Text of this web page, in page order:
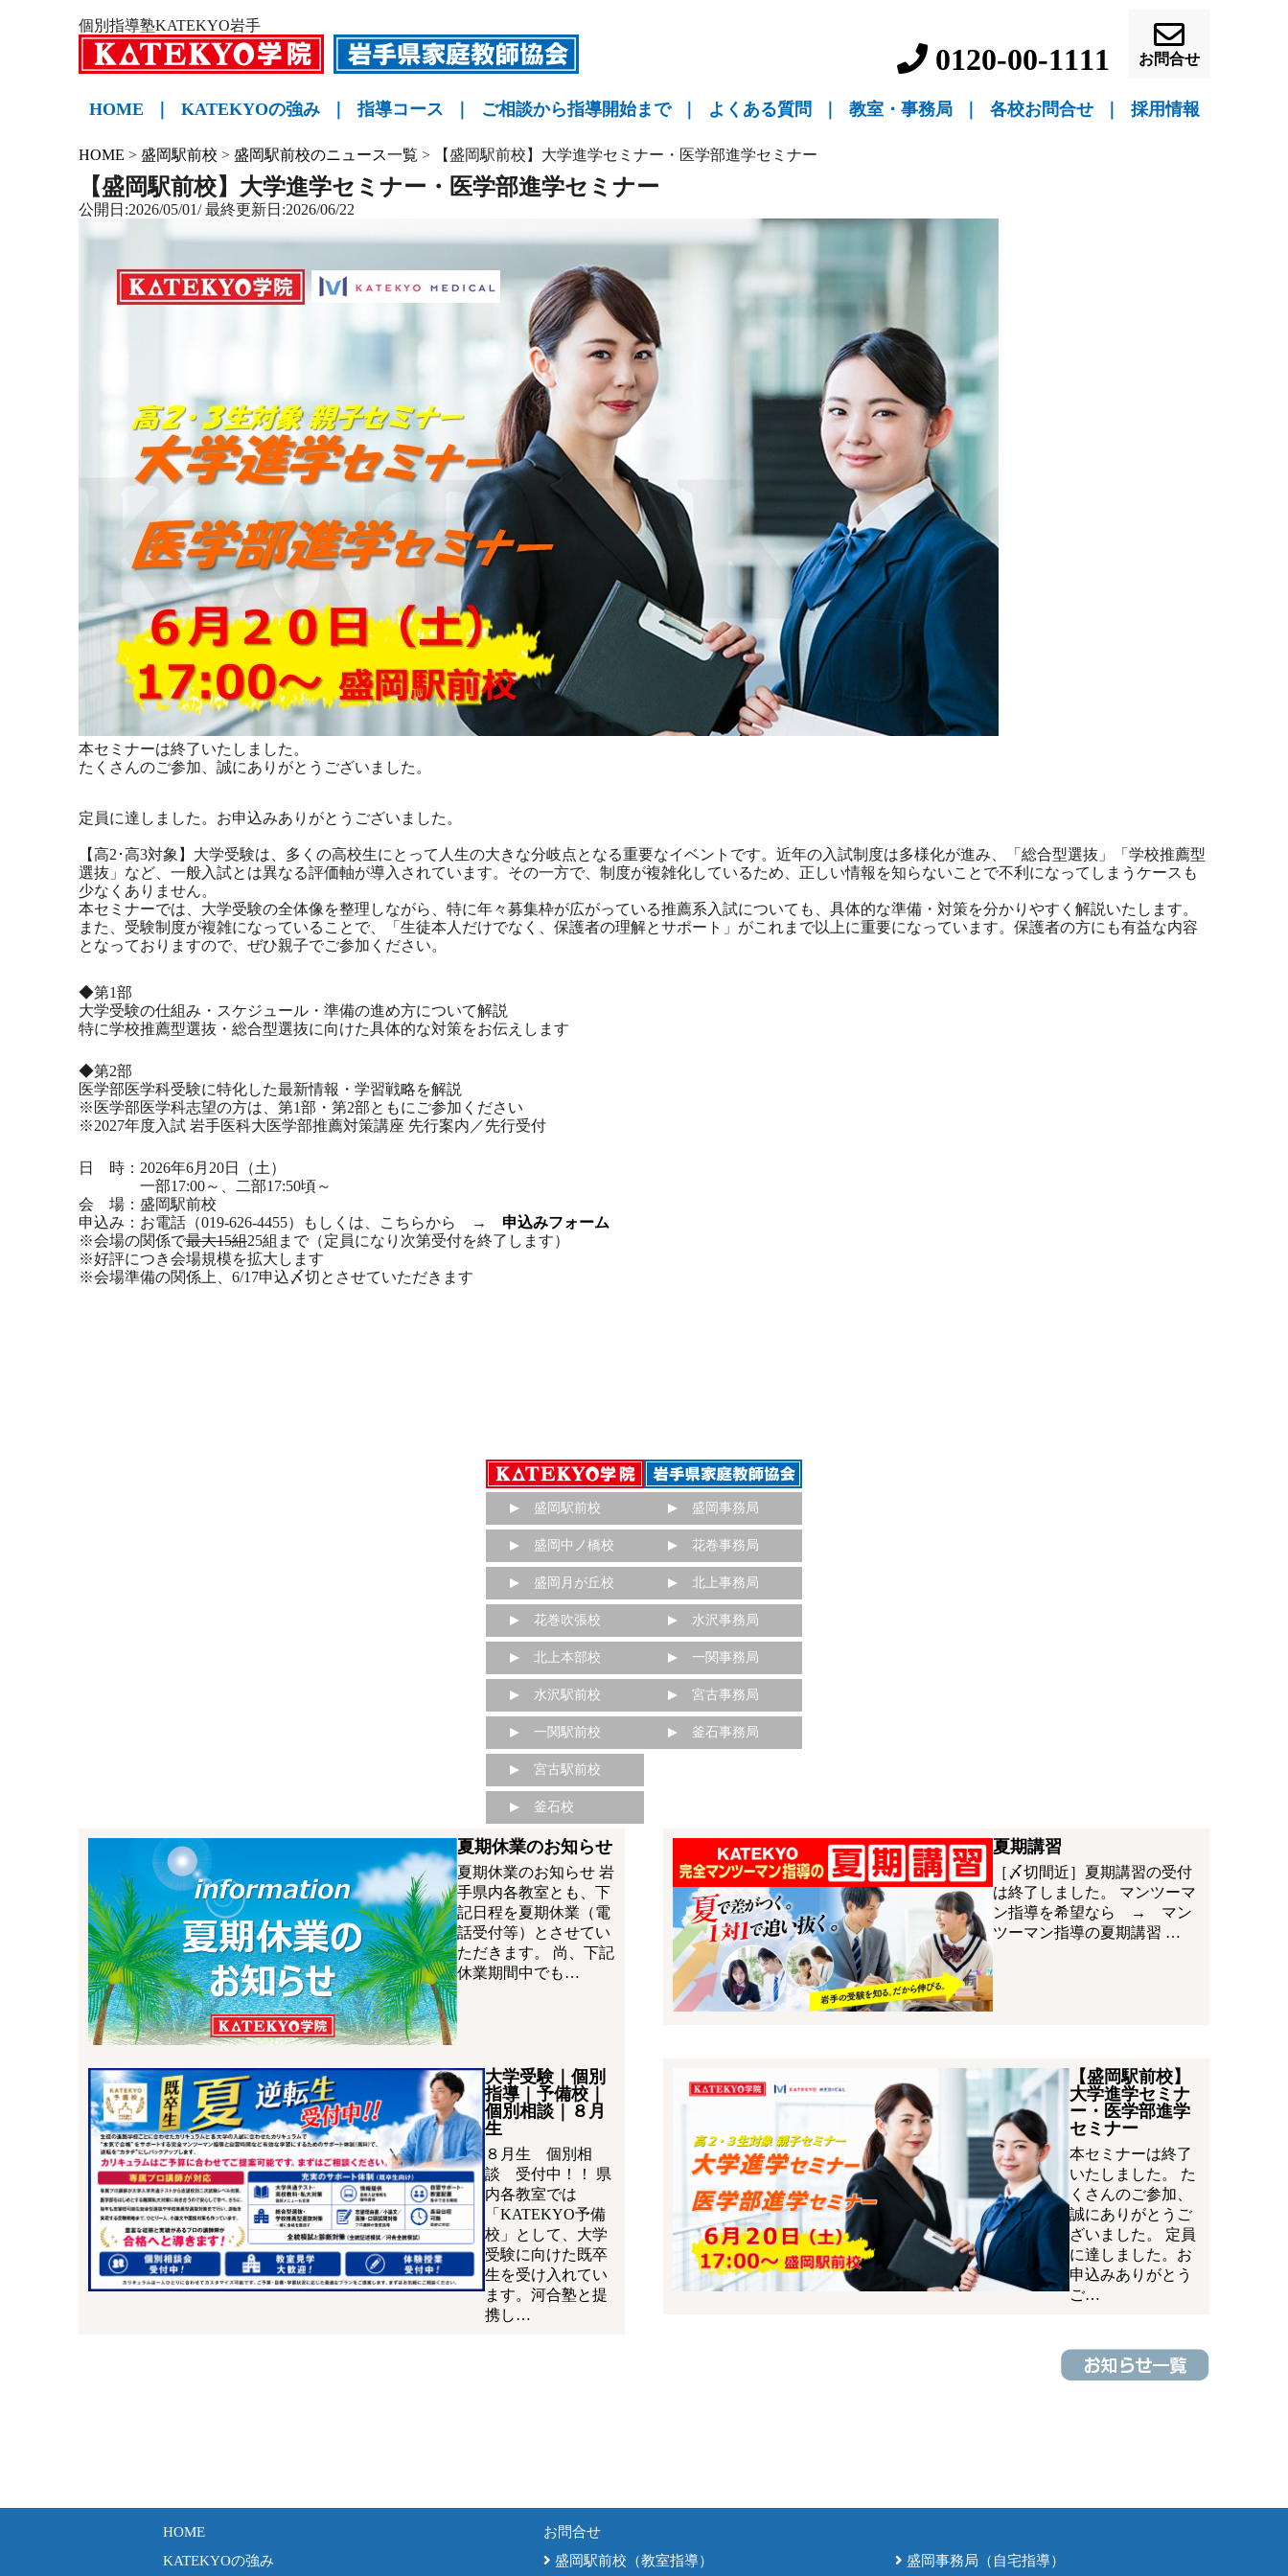
個別指導塾KATEKYO岩手
0120-00-1111 お問合せ
HOME KATEKYOの強み 指導コース
小学生指導
中学生指導
高校生指導
KATEKYO予備校
ご相談から指導開始まで よくある質問 教室・事務局
各校お問合せ
採用情報
HOME > 盛岡駅前校 > 盛岡駅前校のニュース一覧 > 【盛岡駅前校】大学進学セミナー・医学部進学セミナー
【盛岡駅前校】大学進学セミナー・医学部進学セミナー
公開日:2026/05/01/ 最終更新日:2026/06/22
本セミナーは終了いたしました。
たくさんのご参加、誠にありがとうございました。
定員に達しました。お申込みありがとうございました。
【高2･高3対象】大学受験は、多くの高校生にとって人生の大きな分岐点となる重要なイベントです。近年の入試制度は多様化が進み、「総合型選抜」「学校推薦型
選抜」など、一般入試とは異なる評価軸が導入されています。その一方で、制度が複雑化しているため、正しい情報を知らないことで不利になってしまうケースも
少なくありません。
本セミナーでは、大学受験の全体像を整理しながら、特に年々募集枠が広がっている推薦系入試についても、具体的な準備・対策を分かりやすく解説いたします。
また、受験制度が複雑になっていることで、「生徒本人だけでなく、保護者の理解とサポート」がこれまで以上に重要になっています。保護者の方にも有益な内容
となっておりますので、ぜひ親子でご参加ください。
◆第1部
大学受験の仕組み・スケジュール・準備の進め方について解説
特に学校推薦型選抜・総合型選抜に向けた具体的な対策をお伝えします
◆第2部
医学部医学科受験に特化した最新情報・学習戦略を解説
※医学部医学科志望の方は、第1部・第2部ともにご参加ください
※2027年度入試 岩手医科大医学部推薦対策講座 先行案内／先行受付
日 時：2026年6月20日（土）
一部17:00～、二部17:50頃～
会 場：盛岡駅前校
申込み：お電話（019-626-4455）もしくは、こちらから → 申込みフォーム
※会場の関係で最大15組25組まで（定員になり次第受付を終了します）
※好評につき会場規模を拡大します
※会場準備の関係上、6/17申込〆切とさせていただきます
盛岡駅前校
盛岡中ノ橋校
盛岡月が丘校
花巻吹張校
北上本部校
水沢駅前校
一関駅前校
宮古駅前校
釜石校
盛岡事務局
花巻事務局
北上事務局
水沢事務局
一関事務局
宮古事務局
釜石事務局
夏期休業のお知らせ
夏期休業のお知らせ 岩
手県内各教室とも、下
記日程を夏期休業（電
話受付等）とさせてい
ただきます。 尚、下記
休業期間中でも…
夏期講習
［〆切間近］夏期講習の受付
は終了しました。 マンツーマ
ン指導を希望なら → マン
ツーマン指導の夏期講習 …
大学受験｜個別
指導｜予備校｜
個別相談｜８月
生
８月生 個別相
談 受付中！！ 県
内各教室では
「KATEKYO予備
校」として、大学
受験に向けた既卒
生を受け入れてい
ます。河合塾と提
携し…
【盛岡駅前校】
大学進学セミナ
ー・医学部進学
セミナー
本セミナーは終了
いたしました。 た
くさんのご参加、
誠にありがとうご
ざいました。 定員
に達しました。お
申込みありがとう
ご…
HOME
KATEKYOの強み
お問合せ
盛岡駅前校（教室指導）
盛岡事務局（自宅指導）